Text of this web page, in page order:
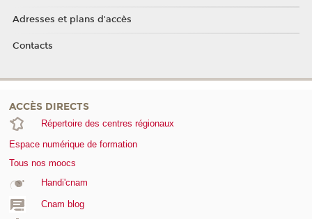
Adresses et plans d'accès
Contacts
ACCÈS DIRECTS
Répertoire des centres régionaux
Espace numérique de formation
Tous nos moocs
Handi'cnam
Cnam blog